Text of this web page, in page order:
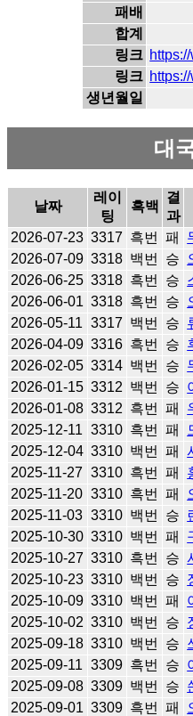
패배
합계
링크
링크
생년월일
대
날짜
레이
팅
흑백
결
과
2026-07-23 3317 흑번 패
2026-07-09 3318 백번 승
2026-06-25 3318 흑번 승
2026-06-01 3318 흑번 승
2026-05-11 3317 백번 승
2026-04-09 3316 흑번 승
2026-02-05 3314 백번 승
2026-01-15 3312 백번 승
2026-01-08 3312 흑번 패
2025-12-11 3310 흑번 패
2025-12-04 3310 백번 패
2025-11-27 3310 흑번 패
2025-11-20 3310 흑번 패
2025-11-03 3310 백번 승
2025-10-30 3310 백번 패
2025-10-27 3310 흑번 승
2025-10-23 3310 백번 승
2025-10-09 3310 백번 패
2025-10-02 3310 백번 승
2025-09-18 3310 백번 승
2025-09-11 3309 흑번 승
2025-09-08 3309 백번 승
2025-09-01 3309 흑번 패